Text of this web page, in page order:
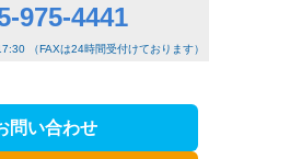
975-4441
（FAXは24時間受付けております）
問い合わせ